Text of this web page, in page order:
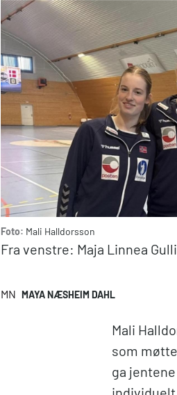
Foto: Mali Halldorsson
Fra venstre: Maja Linnea
MN MAYA NÆSHEIM DAHL
Mali
som
ga